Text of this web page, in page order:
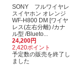
SONY フルワイヤレ
スイヤホン オレンジ
WF-H800 DM [ワイヤ
レス(左右分離) /カナ
ル型 /Blueto...
24,200円
2,420ポイント
予定数の販売を終了し
ました